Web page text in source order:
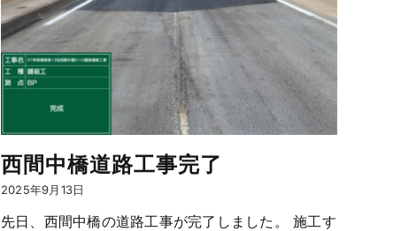
西間中橋道路工事完了
2025年9月13日
先日、西間中橋の道路工事が完了しました。 施工す